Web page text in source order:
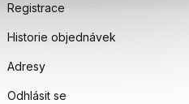
Registrace
Historie objednávek
Adresy
Odhlásit se